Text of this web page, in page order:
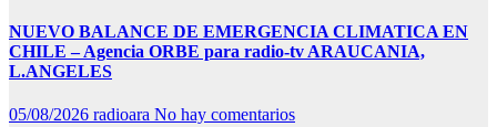
NUEVO BALANCE DE EMERGENCIA CLIMATICA EN
CHILE – Agencia ORBE para radio-tv ARAUCANIA,
L.ANGELES
05/08/2026 radioara No hay comentarios